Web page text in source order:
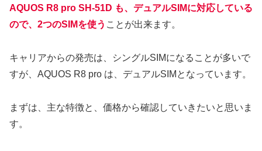
AQUOS R8 pro SH-51D も、デュアルSIMに対応している
ので、2つのSIMを使う ことが出来ます。
キャリアからの発売は、シングルSIMになることが多いで
すが、AQUOS R8 pro は、デュアルSIMとなっています。
まずは、主な特徴と、価格から確認していきたいと思いま
す。